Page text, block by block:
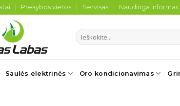
Prekybos vietos Servisas Naudinga
Ieškoti:
Saulės elektrinės Oro kondicionavimas